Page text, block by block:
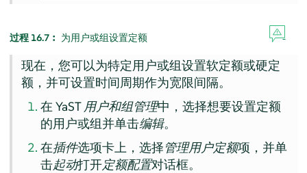
过程 16.7︰ 为用户或组设置定额
现在，您可以为特定用户或组设置软定额或硬定
额，并可设置时间周期作为宽限间隔。
在 YaST 用户和组管理中，选择想要设置定额
的用户或组并单击编辑。
在插件选项卡上，选择管理用户定额项，并单
击起动打开定额配置对话框。